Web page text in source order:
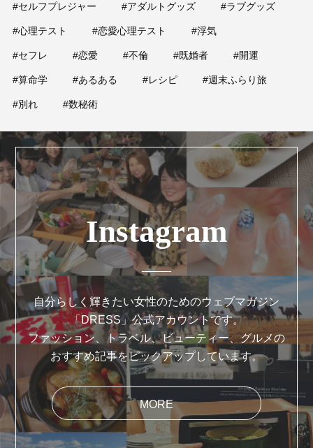
#セルフプレジャー #アダルトグッズ #ラブグッズ
#心理テスト #恋愛心理テスト #浮気
#セフレ #恋愛 #不倫 #既婚者 #開運
#算命学 #あるある #レシピ #週末ふらり旅
#別れ #数秘術
Instagram
自分らしく輝きたい女性のためのウェブマガジン
「DRESS」公式アカウントです。
ファッション、トラベル、ビューティー、グルメの
おすすめ記事をピックアップしています。
MORE